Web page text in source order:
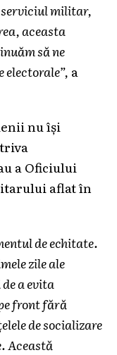
serviciul militar,
aceasta
să ne
electorale”, a
nu își
a Oficiului
aflat în
de echitate.
zile ale
a evita
front fără
de socializare
Această